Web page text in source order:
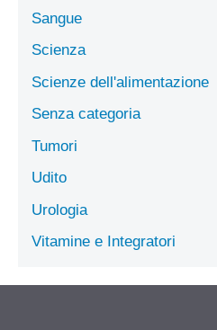
Sangue
Scienza
Scienze dell'alimentazione
Senza categoria
Tumori
Udito
Urologia
Vitamine e Integratori